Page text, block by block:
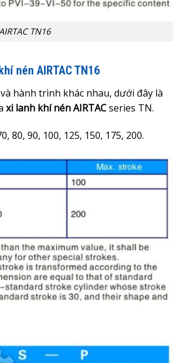
TN16
nén AIRTAC TN16
hành trình khác nhau, dưới đây là
xi lanh khí nén AIRTACseries TN.
80, 90, 100, 125, 150, 175, 200.